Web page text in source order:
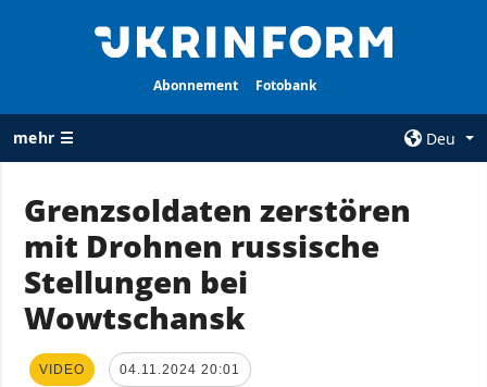
Abonnement Fotobank
mehr ☰
Deu
ALLE
RUBRIKEN
Krieg
Wiederaufbau
der Ukraine
AGENTUR
Grenzsoldaten zerstören
mit Drohnen russische
Stellungen bei
Wowtschansk
VIDEO 04.11.2024 20:01